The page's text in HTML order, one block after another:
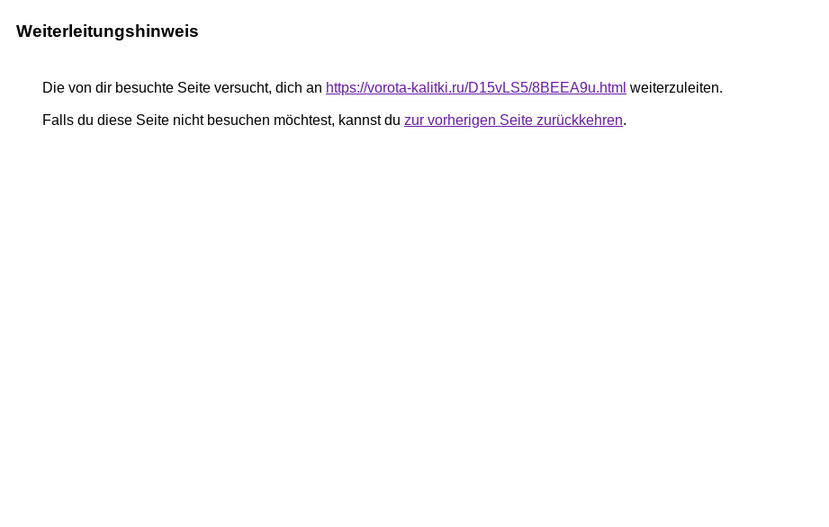
Weiterleitungshinweis
Die von dir besuchte Seite versucht, dich an https://vorota-kalitki.ru/D15vLS5/8BEEA9u.html weiterzuleiten.
Falls du diese Seite nicht besuchen möchtest, kannst du zur vorherigen Seite zurückkehren.